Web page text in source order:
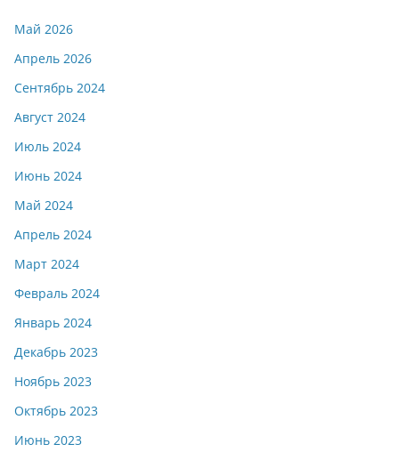
Май 2026
Апрель 2026
Сентябрь 2024
Август 2024
Июль 2024
Июнь 2024
Май 2024
Апрель 2024
Март 2024
Февраль 2024
Январь 2024
Декабрь 2023
Ноябрь 2023
Октябрь 2023
Июнь 2023